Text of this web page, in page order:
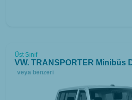
Üst Sınıf
VW. TRANSPORTER Minibüs
veya benzeri